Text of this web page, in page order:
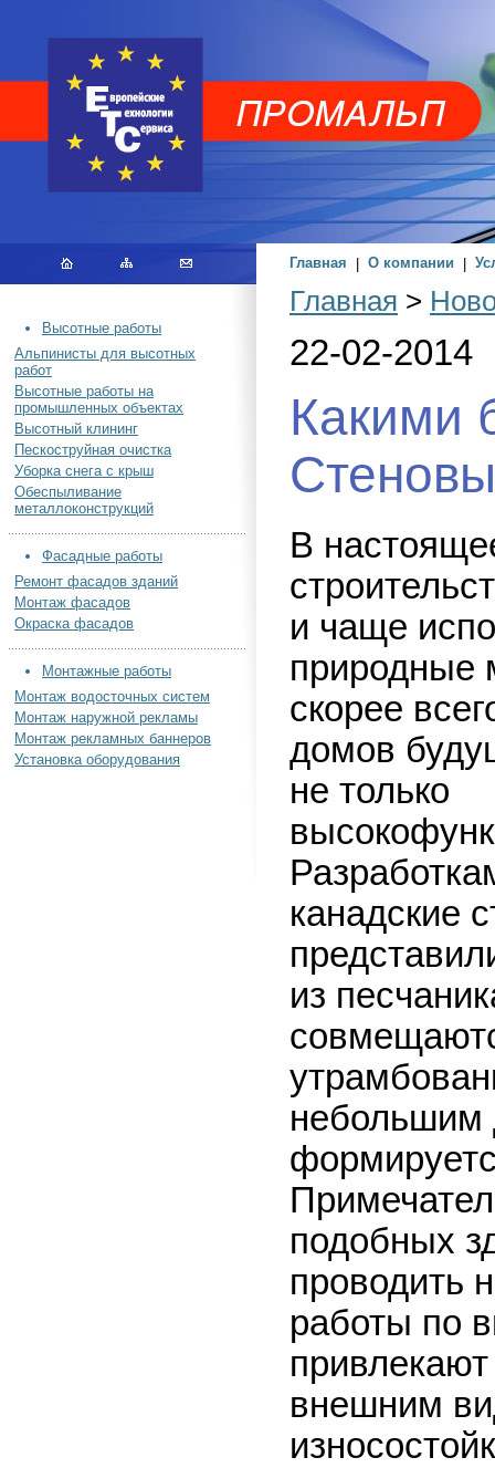
Главная О компании
Высотные работы
Альпинисты для высотных
работ
Высотные работы на
промышленных объектах
Высотный клининг
Пескоструйная очистка
Уборка снега с крыш
Обеспыливание
металлоконструкций
Фасадные работы
Ремонт фасадов зданий
Монтаж фасадов
Окраска фасадов
Монтажные работы
Монтаж водосточных систем
Монтаж наружной рекламы
Монтаж рекламных баннеров
Установка оборудования
Главная >
22-02-2014
Какими
В
и чаще
природные
скорее
домов
не только
канадские
из
небольшим
подобных
проводить
работы по
внешним